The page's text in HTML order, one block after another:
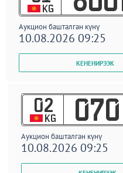
KG
Аукцион башталган күнү
10.08.2026 09:25
02
KG 070
Аукцион башталган күнү
10.08.2026 09:25